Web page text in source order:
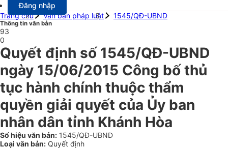
Đăng nhập
Trang chủ
Văn bản pháp luật 1545/QĐ-UBND
Thông tin văn bản
93
0
Quyết định số 1545/QĐ-UBND
ngày 15/06/2015 Công bố thủ
tục hành chính thuộc thẩm
quyền giải quyết của Ủy ban
nhân dân tỉnh Khánh Hòa
Số hiệu văn bản: 1545/QĐ-UBND
Loại văn bản: Quyết định